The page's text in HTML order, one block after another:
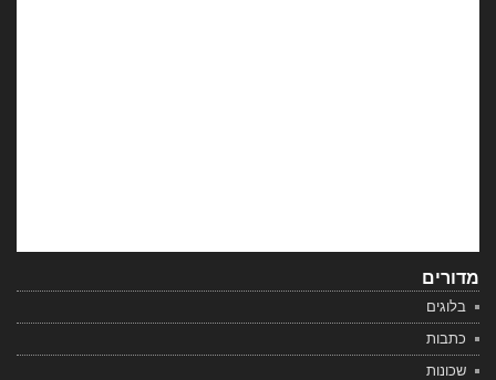
מדורים
בלוגים
כתבות
שכונות